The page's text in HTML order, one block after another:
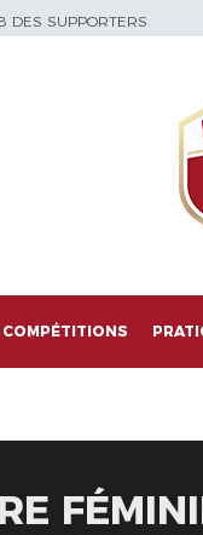
DES SUPPORTERS
COMPÉTITIONS